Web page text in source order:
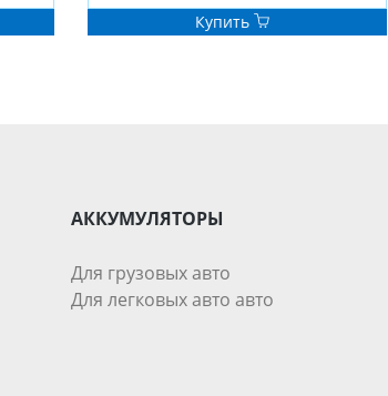
Купить
АККУМУЛЯТОРЫ
Для грузовых авто
Для легковых авто авто